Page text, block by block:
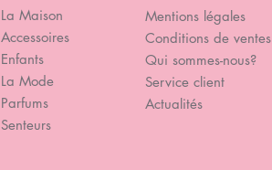
La Maison
Accessoires
Enfants
La Mode
Parfums
Senteurs
Mentions légales
Conditions de ventes
Qui sommes-nous?
Service client
Actualités